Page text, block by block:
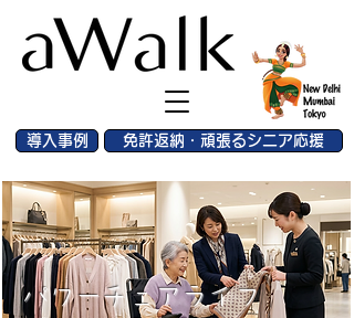
免許返納・頑張るシニア応援
導入事例
パワーチェアライフ